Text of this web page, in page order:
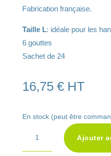
Fabrication française.
Taille L: idéale pour les
6 gouttes
Sachet de 24
16,75 € HT
En stock (peut être
Ajouter